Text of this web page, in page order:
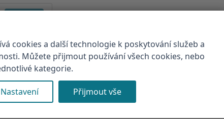
ubytování
místa
cookies a další technologie k poskytování služeb a
Můžete přijmout používání všech cookies, nebo
kategorie.
Nastavení Přijmout vše